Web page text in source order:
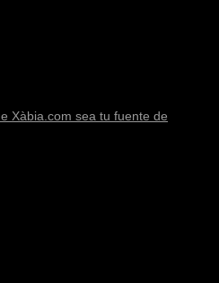
Xàbia.com sea tu fuente de